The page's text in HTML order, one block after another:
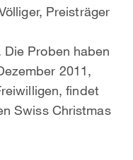
Preisträger
Proben haben
2011,
findet
Swiss Christmas